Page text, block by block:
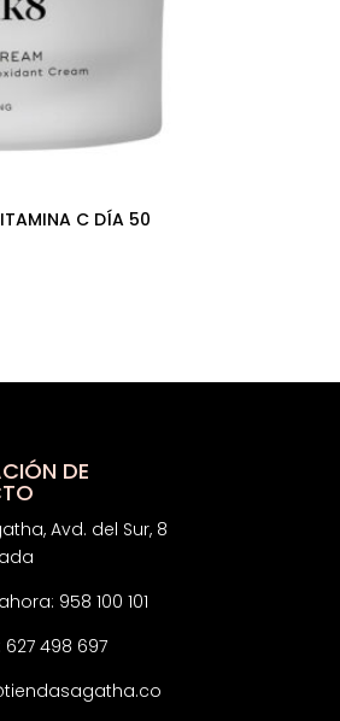
C DÍA 50
DE
Avd. del Sur, 8
958 100 101
498 697